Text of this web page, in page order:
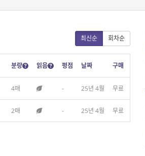
최신순 회차순
분량 읽음 평점 날짜 구매
4매 - 25년 4월 무료
2매 - 25년 4월 무료